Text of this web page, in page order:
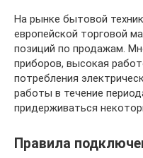
На рынке бытовой
европейской торговой
позиций по продажам.
приборов, высокая
потребления
работы в течение
придерживаться
Правила